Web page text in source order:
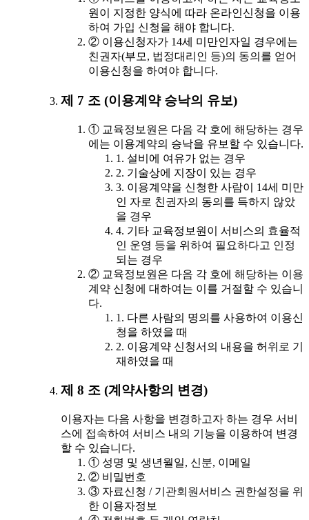
원이 지정한 양식에 따라 온라인신청을 이용
하여 가입 신청을 해야 합니다.
② 이용신청자가 14세 미만인자일 경우에는
친권자(부모, 법정대리인 등)의 동의를 얻어
이용신청을 하여야 합니다.
제 7 조 (이용계약 승낙의 유보)
① 교육정보원은 다음 각 호에 해당하는 경우
에는 이용계약의 승낙을 유보할 수 있습니다.
1. 설비에 여유가 없는 경우
2. 기술상에 지장이 있는 경우
3. 이용계약을 신청한 사람이 14세 미만
인 자로 친권자의 동의를 득하지 않았
을 경우
4. 기타 교육정보원이 서비스의 효율적
인 운영 등을 위하여 필요하다고 인정
되는 경우
② 교육정보원은 다음 각 호에 해당하는 이용
계약 신청에 대하여는 이를 거절할 수 있습니
다.
1. 다른 사람의 명의를 사용하여 이용신
청을 하였을 때
2. 이용계약 신청서의 내용을 허위로 기
재하였을 때
제 8 조 (계약사항의 변경)
이용자는 다음 사항을 변경하고자 하는 경우 서비
스에 접속하여 서비스 내의 기능을 이용하여 변경
할 수 있습니다.
① 성명 및 생년월일, 신분, 이메일
② 비밀번호
③ 자료신청 / 기관회원서비스 권한설정을 위
한 이용자정보